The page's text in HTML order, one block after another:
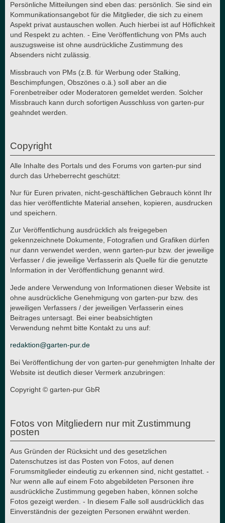
Persönliche Mitteilungen sind eben das: persönlich. Sie sind ein
Kommunikationsangebot für die Mitglieder, die sich zu einem
Aspekt privat austauschen wollen. Auch hierbei ist auf Höflichkeit
und Respekt zu achten. - Eine Veröffentlichung von PMs auch
auszugsweise ist ohne ausdrückliche Zustimmung des
Absenders nicht zulässig.
Missbrauch von PMs (z.B. für Werbung oder Stalking,
Beschimpfungen, Obszönes o.ä.) soll aber an die
Forenbetreiber oder Moderatoren gemeldet werden. Solcher
Missbrauch kann durch sofortigen Ausschluss von garten-pur
geahndet werden.
Copyright
Alle Inhalte des Portals und des Forums von garten-pur sind
durch das Urheberrecht geschützt:
Nur für Euren privaten, nicht-geschäftlichen Gebrauch könnt Ihr
das hier veröffentlichte Material ansehen, kopieren, ausdrucken
und speichern.
Zur Veröffentlichung ausdrücklich als freigegeben
gekennzeichnete Dokumente, Fotografien und Grafiken dürfen
nur dann verwendet werden, wenn garten-pur bzw. der jeweilige
Verfasser / die jeweilige Verfasserin als Quelle für die genutzte
Information in der Veröffentlichung genannt wird.
Jede andere Verwendung von Informationen dieser Website ist
ohne ausdrückliche Genehmigung von garten-pur bzw. des
jeweiligen Verfassers / der jeweiligen Verfasserin eines
Beitrages untersagt. Bei einer beabsichtigten
Verwendung nehmt bitte Kontakt zu uns auf:
redaktion@garten-pur.de
Bei Veröffentlichung der von garten-pur genehmigten Inhalte der
Website ist deutlich dieser Vermerk anzubringen:
Copyright © garten-pur GbR
Fotos von Mitgliedern nur mit Zustimmung
posten
Aus Gründen der Rücksicht und des gesetzlichen
Datenschutzes ist das Posten von Fotos, auf denen
Forumsmitglieder eindeutig zu erkennen sind, nicht gestattet. -
Nur wenn alle auf einem Foto abgebildeten Personen ihre
ausdrückliche Zustimmung gegeben haben, können solche
Fotos gezeigt werden. - In diesem Falle soll ausdrücklich das
Einverständnis der gezeigten Personen erwähnt werden.